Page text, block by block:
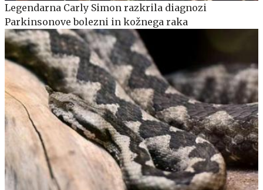
Legendarna Carly Simon razkrila diagnozi
Parkinsonove bolezni in kožnega raka